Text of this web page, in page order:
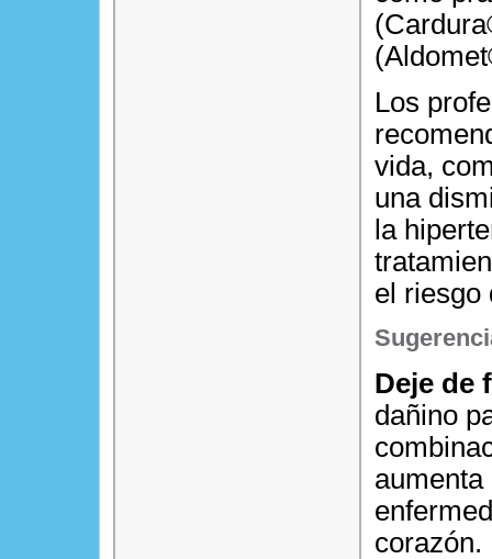
Los
vida,
una
la
el riesgo
Deje de
dañino
aumenta
corazón.